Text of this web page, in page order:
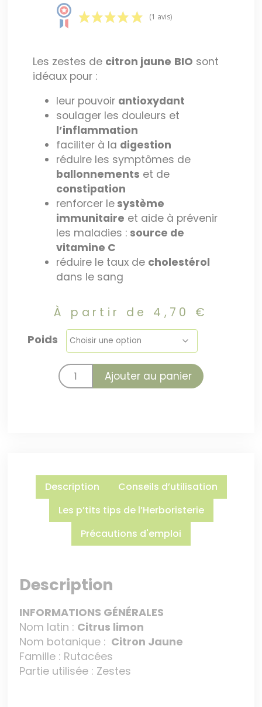
(1 avis)
Les zestes de citron jaune BIO sont
idéaux pour :
leur pouvoir antioxydant
soulager les douleurs et
l’inflammation
faciliter à la digestion
réduire les symptômes de
ballonnements et de
constipation
renforcer lesystème
immunitaire et aide à prévenir
les maladies : source de
vitamine C
réduire le taux de cholestérol
dans le sang
À partir de 4,70 €
Poids
Ajouter au panier
Description
Conseils d’utilisation
Les p’tits tips de l’Herboristerie
Précautions d'emploi
Description
INFORMATIONS GÉNÉRALES
Nom latin : Citrus limon
Nom botanique : Citron Jaune
Famille : Rutacées
Partie utilisée : Zestes